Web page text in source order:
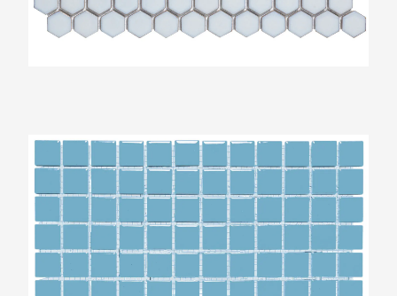
The Mosaic Factory Barcelona Blauw Glans
Vierkant 23x23mm